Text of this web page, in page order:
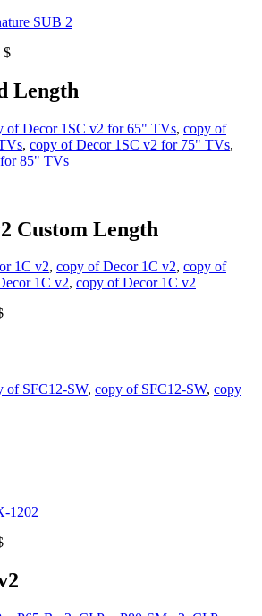
SUB 2
$
Length
of Decor 1SC v2 for 65" TVs, copy of
, copy of Decor 1SC v2 for 75" TVs,
85" TVs
Custom Length
1C v2, copy of Decor 1C v2, copy of
1C v2, copy of Decor 1C v2
of SFC12-SW, copy of SFC12-SW, copy
1202